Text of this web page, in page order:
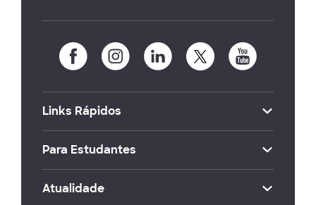
Links Rápidos
Para Estudantes
Atualidade